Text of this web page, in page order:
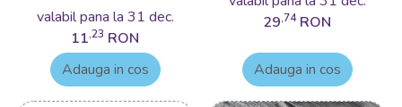
valabil pana la 31 dec.
11,23 RON
Adauga in cos
29,74 RON
Adauga in cos